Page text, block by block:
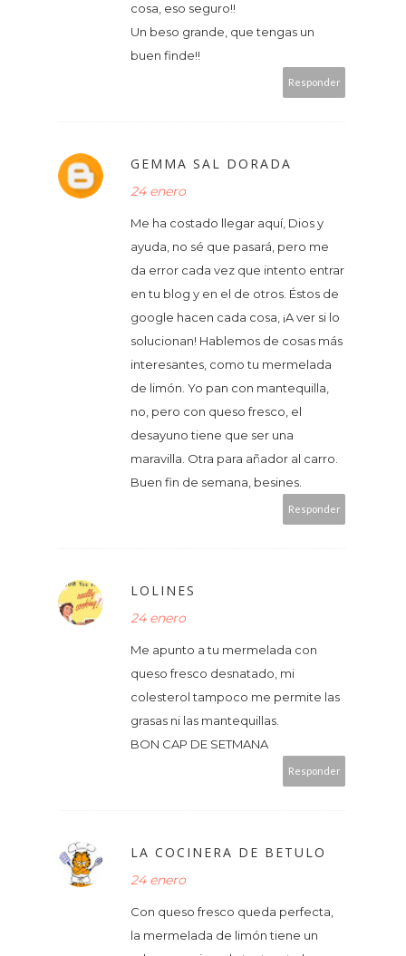
cosa, eso seguro!!
Un beso grande, que tengas un
buen finde!!
Responder
GEMMA SAL DORADA
24 enero
Me ha costado llegar aquí, Dios y
ayuda, no sé que pasará, pero me
da error cada vez que intento entrar
en tu blog y en el de otros. Éstos de
google hacen cada cosa, ¡A ver si lo
solucionan! Hablemos de cosas más
interesantes, como tu mermelada
de limón. Yo pan con mantequilla,
no, pero con queso fresco, el
desayuno tiene que ser una
maravilla. Otra para añador al carro.
Buen fin de semana, besines.
Responder
LOLINES
24 enero
Me apunto a tu mermelada con
queso fresco desnatado, mi
colesterol tampoco me permite las
grasas ni las mantequillas.
BON CAP DE SETMANA
Responder
LA COCINERA DE BETULO
24 enero
Con queso fresco queda perfecta,
la mermelada de limón tiene un